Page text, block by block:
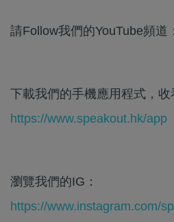
請Follow我們的YouTube頻道：
下載我們的手機應用程式，收
https://www.speakout.hk/app
瀏覽我們的IG：
https://www.instagram.com/